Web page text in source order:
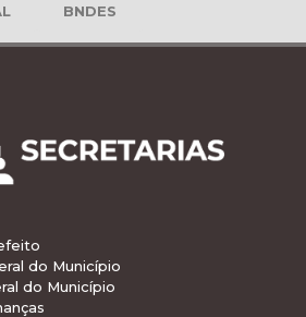
BNDES
do Município
do Município